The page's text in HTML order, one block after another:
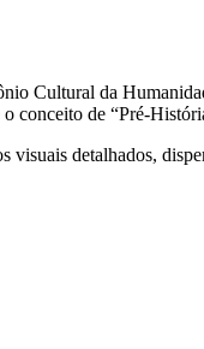
Cultural da
conceito de “Pré-
detalhados,